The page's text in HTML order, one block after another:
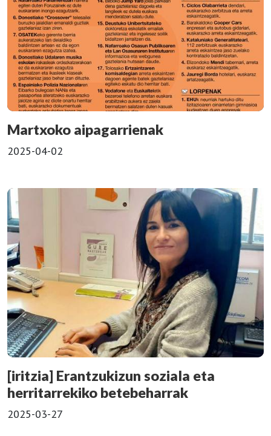
Martxoko aipagarrienak
2025-04-02
[iritzia] Erantzukizun soziala eta
herritarrekiko betebeharrak
2025-03-27